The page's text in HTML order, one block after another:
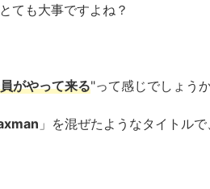
ても大事ですよね？
がやって来る"って感じでしょうか
」を混ぜたようなタイトル